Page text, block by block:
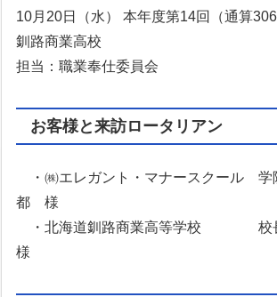
10月20日（水） 本年度第14回（通算
釧路商業高校
担当：職業奉仕委員会
お客様と来訪ロータリアン
・㈱エレガント・マナースクール
都 様
・北海道釧路商業高等学校
様